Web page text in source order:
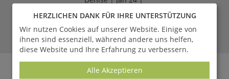
LESEN
ZUM MAGAZIN
HERZLICHEN DANK FÜR IHRE UNTERSTÜTZUNG
Wir nutzen Cookies auf unserer Website. Einige von
ihnen sind essenziell, während andere uns helfen,
diese Website und Ihre Erfahrung zu verbessern.
Alle Akzeptieren